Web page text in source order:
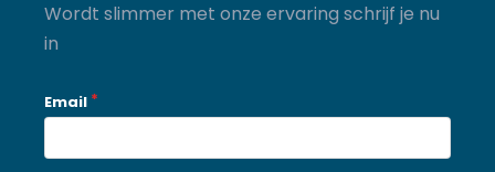
Wordt slimmer met onze ervaring schrijf je nu
in
Email